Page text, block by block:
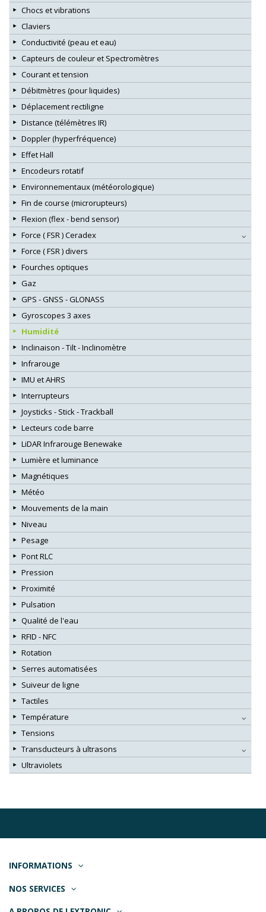
Chocs et vibrations
Claviers
Conductivité (peau et eau)
Capteurs de couleur et Spectromètres
Courant et tension
Débitmètres (pour liquides)
Déplacement rectiligne
Distance (télémètres IR)
Doppler (hyperfréquence)
Effet Hall
Encodeurs rotatif
Environnementaux (météorologique)
Fin de course (microrupteurs)
Flexion (flex - bend sensor)
Force ( FSR ) Ceradex
Force ( FSR ) divers
Fourches optiques
Gaz
GPS - GNSS - GLONASS
Gyroscopes 3 axes
Humidité
Inclinaison - Tilt - Inclinomètre
Infrarouge
IMU et AHRS
Interrupteurs
Joysticks - Stick - Trackball
Lecteurs code barre
LiDAR Infrarouge Benewake
Lumière et luminance
Magnétiques
Météo
Mouvements de la main
Niveau
Pesage
Pont RLC
Pression
Proximité
Pulsation
Qualité de l'eau
RFID - NFC
Rotation
Serres automatisées
Suiveur de ligne
Tactiles
Température
Tensions
Transducteurs à ultrasons
Ultraviolets
INFORMATIONS
NOS SERVICES